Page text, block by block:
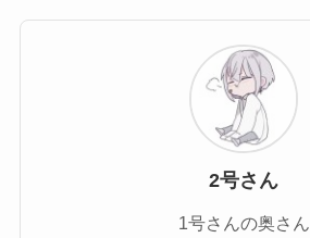
2号さん
1号さんの奥さん